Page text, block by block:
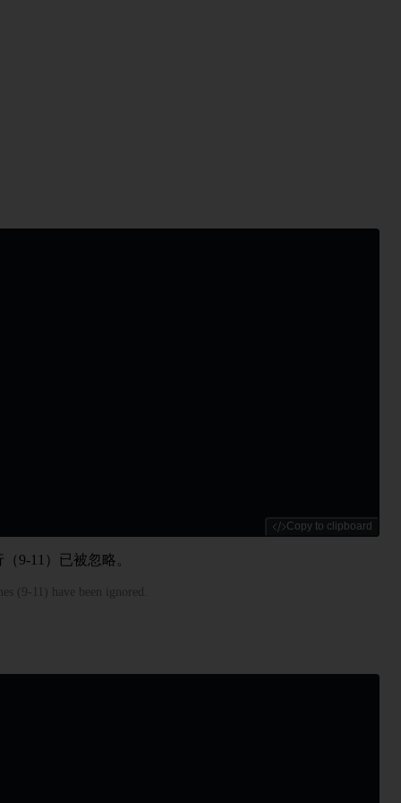
Copy to clipboard
9-11）已被忽略。
(9-11) have been ignored.